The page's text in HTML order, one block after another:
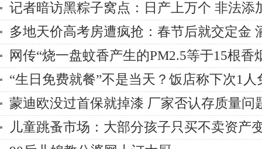
记者暗访黑粽子窝点：日产上万个 非法添
多地天价高考房遭疯抢：春节后就交定金
天
网传“烧一盘蚊香产生的PM2.5等于15根香
“生日免费就餐”不是当天？饭店称下次1人
蒙迪欧没过首保就掉漆 厂家否认存质量问
儿童跳蚤市场：大部分孩子只买不卖资产